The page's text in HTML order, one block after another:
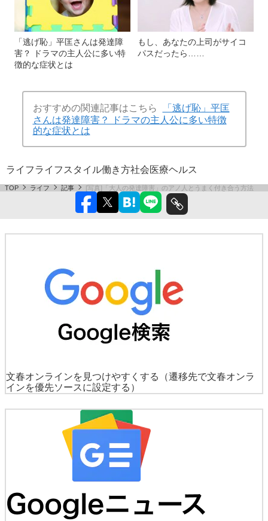
「逃げ恥」平匡さんは発達障
害？ ドラマの主人公に多い特
徴的な症状とは
もし、あなたの上司がサイコ
パスだったら……
おすすめの関連記事はこちら
「逃げ恥」平匡
さんは発達障害？ ドラマの主人公に多い特徴
的な症状とは
ライフライフスタイル働き方社会医療ヘルス
TOP ライフ 記事 [写真]「大人の発達障害」のアノ人とうまく付き合う方法
文春オンラインを見つけやすくする
（遷移先で文春オンラ
インを優先ソースに設定する）